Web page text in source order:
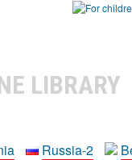
LIBRARY
Russia-2